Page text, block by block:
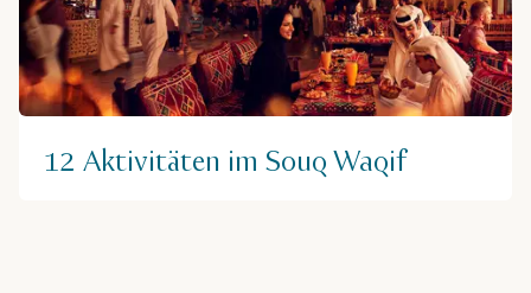
12 Aktivitäten im Souq Waqif